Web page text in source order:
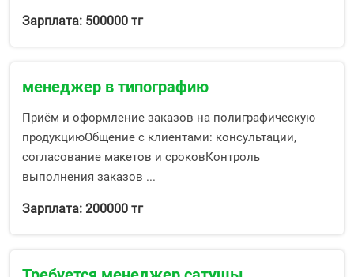
Зарплата: 500000 тг
менеджер в типографию
Приём и оформление заказов на полиграфическую
продукциюОбщение с клиентами: консультации,
согласование макетов и сроковКонтроль
выполнения заказов ...
Зарплата: 200000 тг